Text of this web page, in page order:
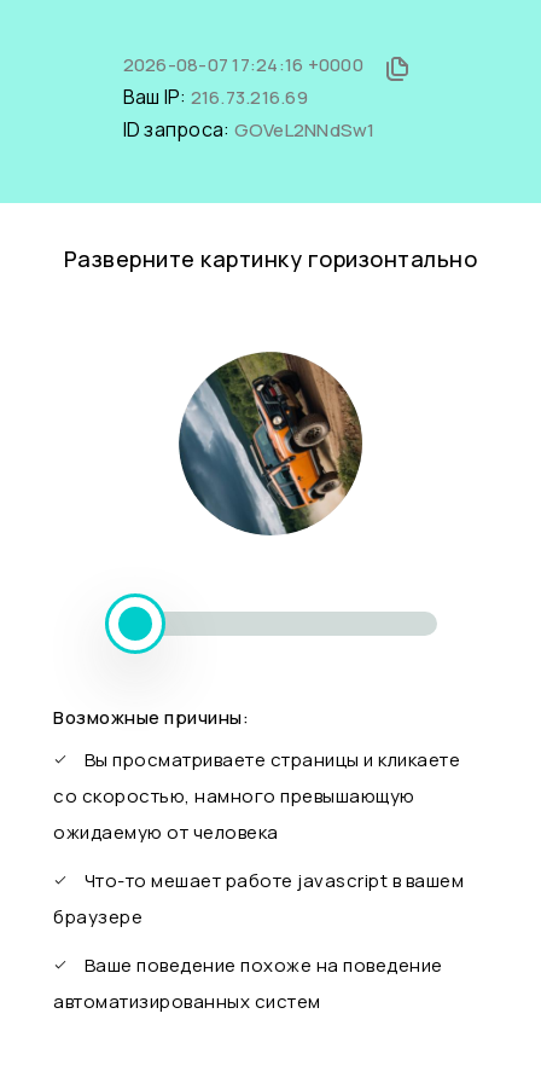
2026-08-07 17:24:16 +0000
Ваш IP: 216.73.216.69
ID запроса: GOVeL2NNdSw1
Разверните картинку горизонтально
Возможные причины:
Вы просматриваете страницы и кликаете
со скоростью, намного превышающую
ожидаемую от человека
Что-то мешает работе javascript в вашем
браузере
Ваше поведение похоже на поведение
автоматизированных систем